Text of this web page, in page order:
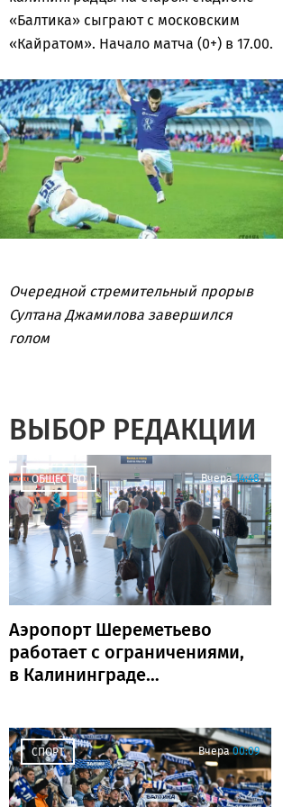
«Балтика» сыграют с московским
«Кайратом». Начало матча (0+) в 17.00.
Очередной стремительный прорыв
Султана Джамилова завершился
голом
ВЫБОР РЕДАКЦИИ
ОБЩЕСТВО Вчера 14:48
Аэропорт Шереметьево
работает с ограничениями,
в Калининграде
СПОРТ Вчера 00:09